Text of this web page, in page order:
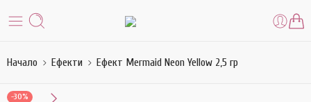
Начало Ефекти Ефект Mermaid Neon Yellow 2,5 гр
-30%